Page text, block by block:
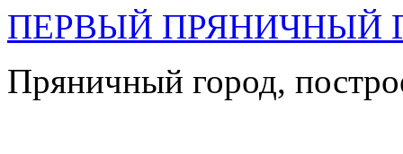
ПЕРВЫЙ ПРЯНИЧНЫЙ
Пряничный город,